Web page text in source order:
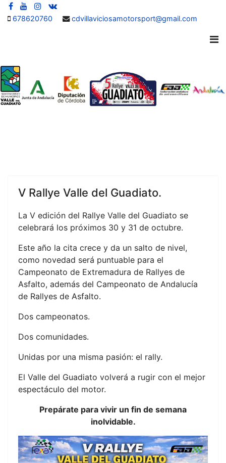
678620760 cdvillaviciosamotorsport@gmail.com
V Rallye Valle del Guadiato.
La V edición del Rallye Valle del Guadiato se
celebrará los próximos 30 y 31 de octubre.
Este año la cita crece y da un salto de nivel,
como novedad será puntuable para el
Campeonato de Extremadura de Rallyes de
Asfalto, además del Campeonato de Andalucía
de Rallyes de Asfalto.
Dos campeonatos.
Dos comunidades.
Unidas por una misma pasión: el rally.
El Valle del Guadiato volverá a rugir con el mejor
espectáculo del motor.
Prepárate para vivir un fin de semana
inolvidable.